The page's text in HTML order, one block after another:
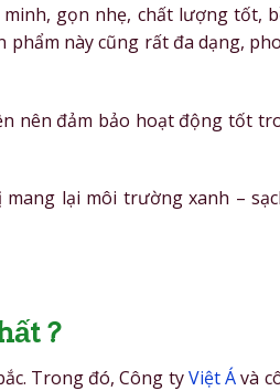
gọn nhẹ, chất lượng tốt,
phẩm này cũng rất đa dạng,
nên đảm bảo hoạt động tốt
lại môi trường xanh –
?
Trong đó, Công tyViệt Ávà